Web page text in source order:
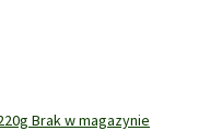
Brak w magazynie